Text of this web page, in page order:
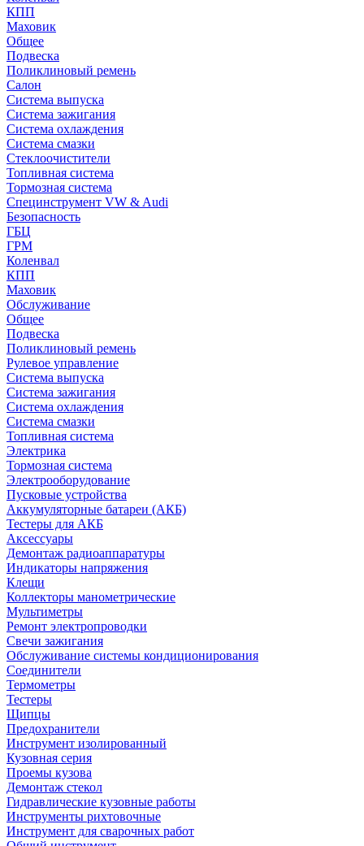
КПП
Маховик
Общее
Подвеска
Поликлиновый ремень
Салон
Система выпуска
Система зажигания
Система охлаждения
Система смазки
Стеклоочистители
Топливная система
Тормозная система
Специнструмент VW & Audi
Безопасность
ГБЦ
ГРМ
Коленвал
КПП
Маховик
Обслуживание
Общее
Подвеска
Поликлиновый ремень
Рулевое управление
Система выпуска
Система зажигания
Система охлаждения
Система смазки
Топливная система
Электрика
Тормозная система
Электрооборудование
Пусковые устройства
Аккумуляторные батареи (АКБ)
Тестеры для АКБ
Аксессуары
Демонтаж радиоаппаратуры
Индикаторы напряжения
Клещи
Коллекторы манометрические
Мультиметры
Ремонт электропроводки
Свечи зажигания
Обслуживание системы кондиционирования
Соединители
Термометры
Тестеры
Щипцы
Предохранители
Инструмент изолированный
Кузовная серия
Проемы кузова
Демонтаж стекол
Гидравлические кузовные работы
Инструменты рихтовочные
Инструмент для сварочных работ